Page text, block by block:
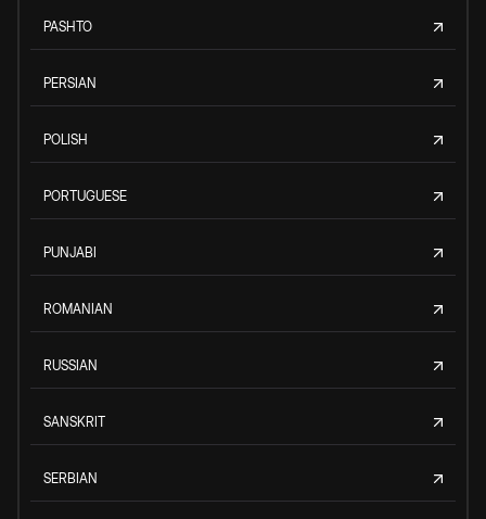
PASHTO
PERSIAN
POLISH
PORTUGUESE
PUNJABI
ROMANIAN
RUSSIAN
SANSKRIT
SERBIAN